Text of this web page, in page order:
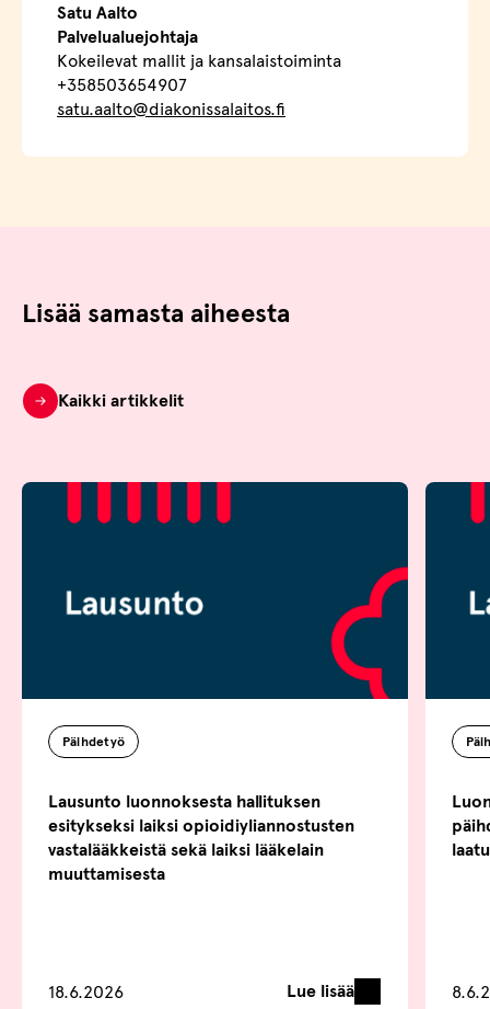
Satu Aalto
Palvelualuejohtaja
Kokeilevat mallit ja kansalaistoiminta
+358503654907
satu.aalto@diakonissalaitos.fi
Lisää samasta aiheesta
Kaikki artikkelit
Päihdetyö
Lausunto luonnoksesta hallituksen
esitykseksi laiksi opioidiyliannostusten
vastalääkkeistä sekä laiksi lääkelain
muuttamisesta
18.6.2026 Lue lisää